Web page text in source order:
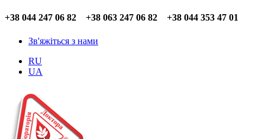
+38 044 247 06 82 +38 063 247 06 82 +38 044 353 47 01
Зв'яжіться з нами
RU
UA